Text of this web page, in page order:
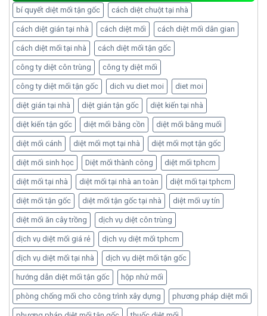
bí quyết diệt mối tận gốc cách diệt chuột tại nhà
cách diệt gián tại nhà cách diệt mối cách diệt mối dân gian
cách diệt mối tại nhà cách diệt mối tận gốc
công ty diệt côn trùng công ty diệt mối
công ty diệt mối tận gốc dich vu diet moi diet moi
diệt gián tại nhà diệt gián tận gốc diệt kiến tại nhà
diệt kiến tận gốc diệt mối bằng cồn diệt mối bằng muối
diệt mối cánh diệt mối mọt tại nhà diệt mối mọt tận gốc
diệt mối sinh học Diệt mối thành công diệt mối tphcm
diệt mối tại nhà diệt mối tại nhà an toàn diệt mối tại tphcm
diệt mối tận gốc diệt mối tận gốc tại nhà diệt mối uy tín
diệt mối ăn cây trồng dịch vụ diệt côn trùng
dịch vụ diệt mối giá rẻ dịch vụ diệt mối tphcm
dịch vụ diệt mối tại nhà dịch vụ diệt mối tận gốc
hướng dẫn diệt mối tận gốc hộp nhử mối
phòng chống mối cho công trình xây dựng phương pháp diệt mối